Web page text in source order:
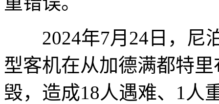
2024年7月24日，尼泊
型客机在从加德满都特
毁，造成18人遇难、1人